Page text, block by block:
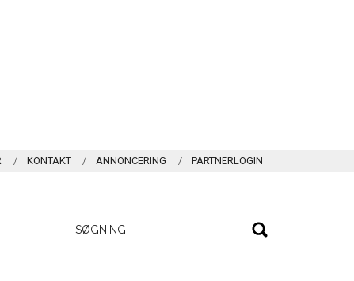
KONTAKT ANNONCERING PARTNERLOGIN